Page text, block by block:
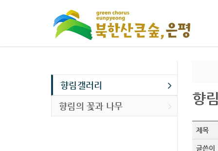
향림갤러리
향림의 꽃과 나무 향
제목
글쓴이